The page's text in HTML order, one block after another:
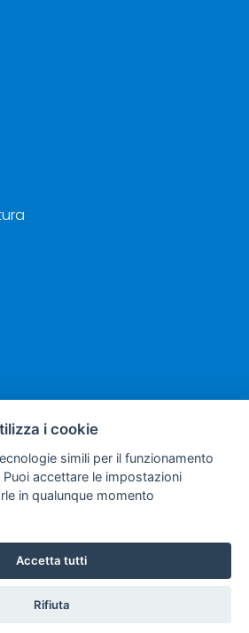
Italia S.r.L. unipersonale
San Giorgio (FM) - P.IVA: 01665350433
- R.E.A. FM-195884
unipersonale
i cookie
simili per il funzionamento
accettare le impostazioni
in qualunque momento
Accetta tutti
Rifiuta